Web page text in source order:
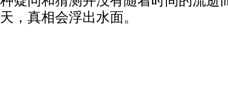
天，真相会浮出水面。